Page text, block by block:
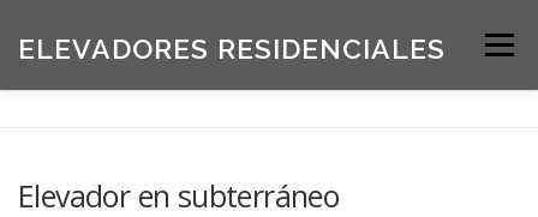
ELEVADORES RESIDENCIALES Menú
Elevador en subterráneo